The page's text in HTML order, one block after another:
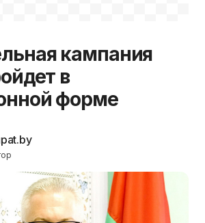
кампания
в
форме